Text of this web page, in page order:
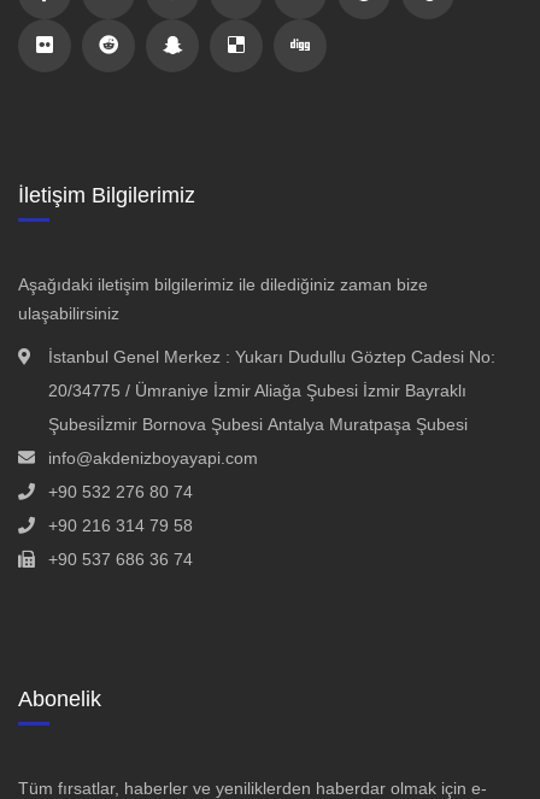
İletişim Bilgilerimiz
Aşağıdaki iletişim bilgilerimiz ile dilediğiniz zaman bize
ulaşabilirsiniz
İstanbul Genel Merkez : Yukarı Dudullu Göztep Cadesi No:
20/34775 / Ümraniye İzmir Aliağa Şubesi İzmir Bayraklı
Şubesiİzmir Bornova Şubesi Antalya Muratpaşa Şubesi
info@akdenizboyayapi.com
+90 532 276 80 74
+90 216 314 79 58
+90 537 686 36 74
Abonelik
Tüm fırsatlar, haberler ve yeniliklerden haberdar olmak için e-